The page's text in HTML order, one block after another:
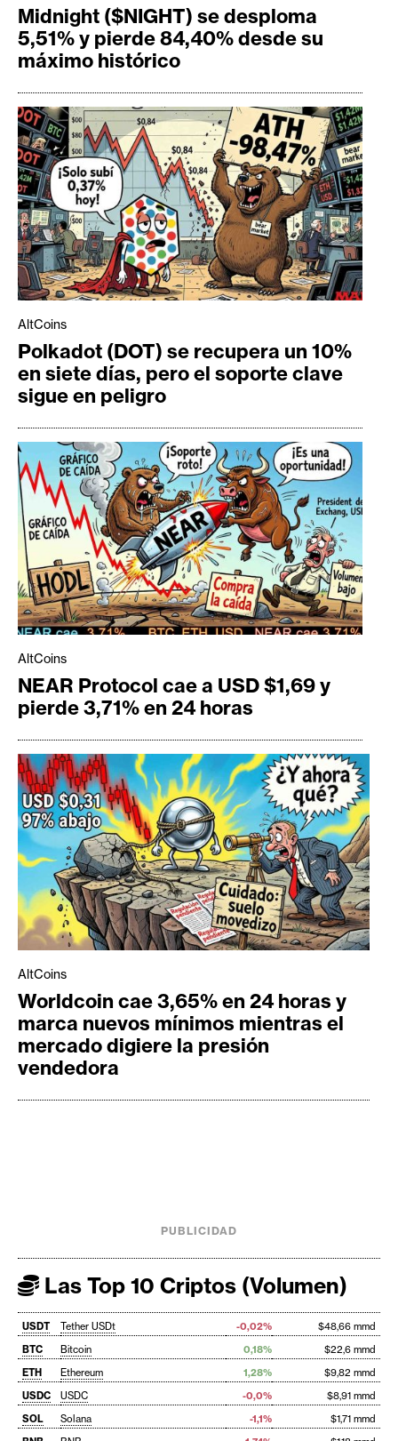
Midnight ($NIGHT) se desploma
5,51% y pierde 84,40% desde su
máximo histórico
AltCoins
Polkadot (DOT) se recupera un 10%
en siete días, pero el soporte clave
sigue en peligro
AltCoins
NEAR Protocol cae a USD $1,69 y
pierde 3,71% en 24 horas
AltCoins
Worldcoin cae 3,65% en 24 horas y
marca nuevos mínimos mientras el
mercado digiere la presión
vendedora
PUBLICIDAD
Las Top 10 Criptos (Volumen)
USDT Tether USDt -0,02%
$48,66 mmd
BTC
Bitcoin 0,18%
$22,6 mmd
ETH
Ethereum 1,28%
$9,82 mmd
USDC
USDC -0,0%
$8,91 mmd
SOL
Solana -1,1%
$1,71 mmd